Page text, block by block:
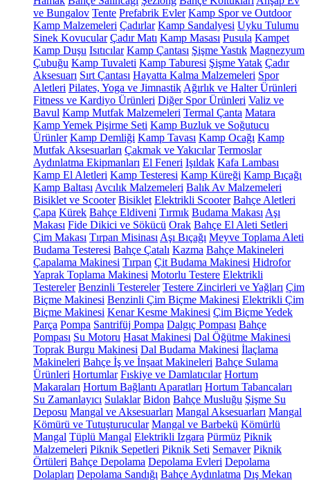
ve Bungalov Tente Prefabrik Evler Kamp Spor ve Outdoor
Kamp Malzemeleri Çadırlar Kamp Sandalyesi Uyku Tulumu
Sinek Kovucular Çadır Matı Kamp Masası Pusula Kampet
Kamp Duşu Isıtıcılar Kamp Çantası Şişme Yastık Magnezyum
Çubuğu Kamp Tuvaleti Kamp Taburesi Şişme Yatak Çadır
Aksesuarı Sırt Çantası Hayatta Kalma Malzemeleri Spor
Aletleri Pilates, Yoga ve Jimnastik Ağırlık ve Halter Ürünleri
Fitness ve Kardiyo Ürünleri Diğer Spor Ürünleri Valiz ve
Bavul Kamp Mutfak Malzemeleri Termal Çanta Matara
Kamp Yemek Pişirme Seti Kamp Buzluk ve Soğutucu
Ürünler Kamp Demliği Kamp Tavası Kamp Ocağı Kamp
Mutfak Aksesuarları Çakmak ve Yakıcılar Termoslar
Aydınlatma Ekipmanları El Feneri Işıldak Kafa Lambası
Kamp El Aletleri Kamp Testeresi Kamp Küreği Kamp Bıçağı
Kamp Baltası Avcılık Malzemeleri Balık Av Malzemeleri
Bisiklet ve Scooter Bisiklet Elektrikli Scooter Bahçe Aletleri
Çapa Kürek Bahçe Eldiveni Tırmık Budama Makası Aşı
Makası Fide Dikici ve Sökücü Orak Bahçe El Aleti Setleri
Çim Makası Tırpan Misinası Aşı Bıçağı Meyve Toplama Aleti
Budama Testeresi Bahçe Çatalı Kazma Bahçe Makineleri
Çapalama Makinesi Tırpan Çit Budama Makinesi Hidrofor
Yaprak Toplama Makinesi Motorlu Testere Elektrikli
Testereler Benzinli Testereler Testere Zincirleri ve Yağları Çim
Biçme Makinesi Benzinli Çim Biçme Makinesi Elektrikli Çim
Biçme Makinesi Kenar Kesme Makinesi Çim Biçme Yedek
Parça Pompa Santrifüj Pompa Dalgıç Pompası Bahçe
Pompası Su Motoru Hasat Makinesi Dal Öğütme Makinesi
Toprak Burgu Makinesi Dal Budama Makinesi İlaçlama
Makineleri Bahçe İş ve İnşaat Makineleri Bahçe Sulama
Ürünleri Hortumlar Fıskiye ve Damlatıcılar Hortum
Makaraları Hortum Bağlantı Aparatları Hortum Tabancaları
Su Zamanlayıcı Sulaklar Bidon Bahçe Musluğu Şişme Su
Deposu Mangal ve Aksesuarları Mangal Aksesuarları Mangal
Kömürü ve Tutuşturucular Mangal ve Barbekü Kömürlü
Mangal Tüplü Mangal Elektrikli Izgara Pürmüz Piknik
Malzemeleri Piknik Sepetleri Piknik Seti Semaver Piknik
Örtüleri Bahçe Depolama Depolama Evleri Depolama
Dolapları Depolama Sandığı Bahçe Aydınlatma Dış Mekan